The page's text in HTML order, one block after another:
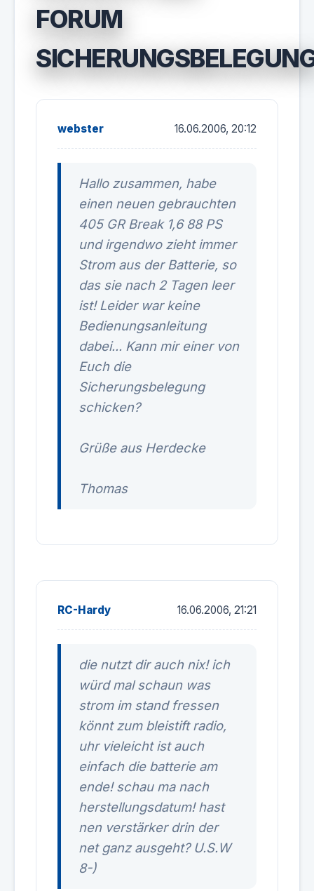
FORUM
webster 16.06.2006, 20:12
Hallo zusammen, habe
einen neuen gebrauchten
405 GR Break 1,6 88 PS
und irgendwo zieht immer
Strom aus der Batterie, so
das sie nach 2 Tagen leer
ist! Leider war keine
Bedienungsanleitung
dabei... Kann mir einer von
Euch die
Sicherungsbelegung
schicken?
Grüße aus Herdecke
Thomas
RC-Hardy 16.06.2006, 21:21
die nutzt dir auch nix! ich
würd mal schaun was
strom im stand fressen
könnt zum bleistift radio,
uhr vieleicht ist auch
einfach die batterie am
ende! schau ma nach
herstellungsdatum! hast
nen verstärker drin der
net ganz ausgeht? U.S.W
8-)